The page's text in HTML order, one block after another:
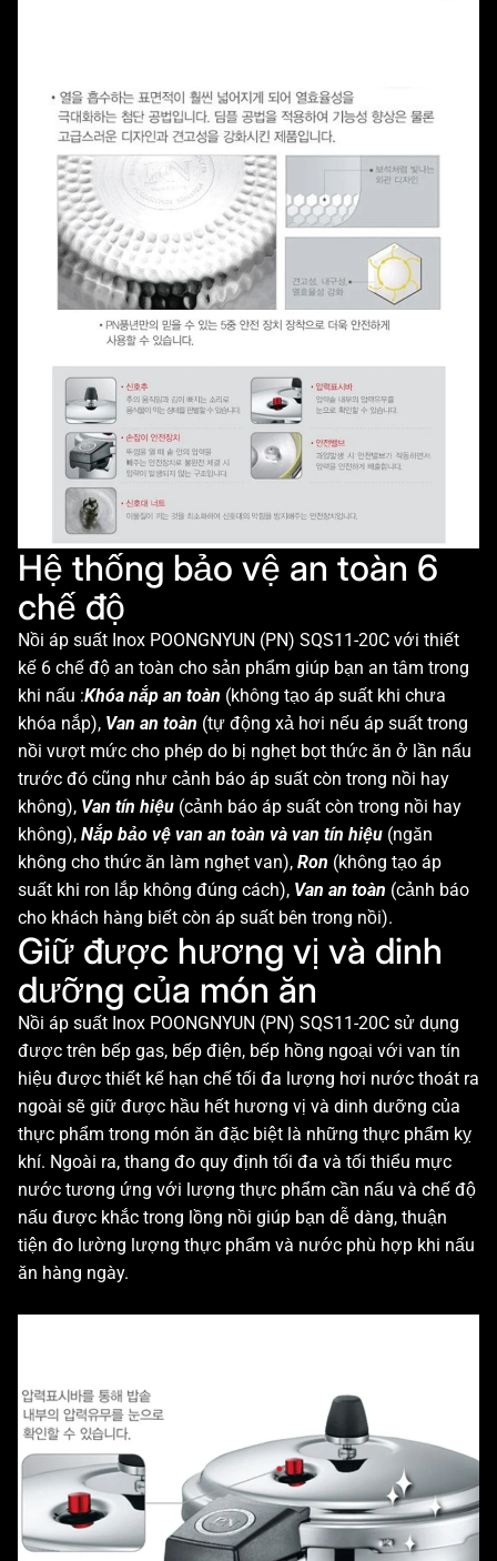
Hệ thống bảo vệ an toàn 6
chế độ
Nồi áp suất Inox POONGNYUN (PN) SQS11-20C với thiết
kế 6 chế độ an toàn cho sản phẩm giúp bạn an tâm trong
khi nấu :Khóa nắp an toàn (không tạo áp suất khi chưa
khóa nắp), Van an toàn (tự động xả hơi nếu áp suất trong
nồi vượt mức cho phép do bị nghẹt bọt thức ăn ở lần nấu
trước đó cũng như cảnh báo áp suất còn trong nồi hay
không), Van tín hiệu (cảnh báo áp suất còn trong nồi hay
không), Nắp bảo vệ van an toàn và van tín hiệu (ngăn
không cho thức ăn làm nghẹt van), Ron (không tạo áp
suất khi ron lắp không đúng cách), Van an toàn (cảnh báo
cho khách hàng biết còn áp suất bên trong nồi).
Giữ được hương vị và dinh
dưỡng của món ăn
Nồi áp suất Inox POONGNYUN (PN) SQS11-20C sử dụng
được trên bếp gas, bếp điện, bếp hồng ngoại với van tín
hiệu được thiết kế hạn chế tối đa lượng hơi nước thoát ra
ngoài sẽ giữ được hầu hết hương vị và dinh dưỡng của
thực phẩm trong món ăn đặc biệt là những thực phẩm kỵ
khí. Ngoài ra, thang đo quy định tối đa và tối thiểu mực
nước tương ứng với lượng thực phẩm cần nấu và chế độ
nấu được khắc trong lồng nồi giúp bạn dễ dàng, thuận
tiện đo lường lượng thực phẩm và nước phù hợp khi nấu
ăn hàng ngày.